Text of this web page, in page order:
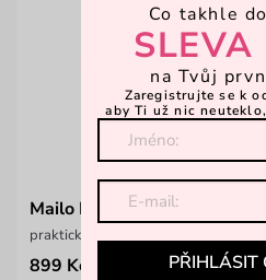
Mailo Blue
praktická taška na notebook
899 Kč
Co takhle
na Tvůj
Zaregistrujte se k
aby Ti už nic
PŘIHLÁSIT